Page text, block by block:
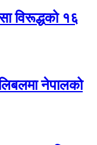
विरूद्धको १६
नेपालको